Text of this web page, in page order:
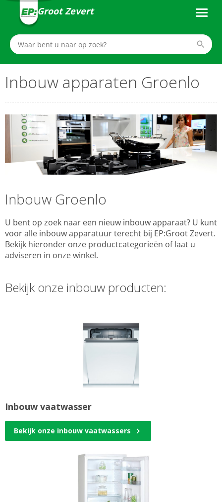
Groot Zevert
Inbouw apparaten Groenlo
Inbouw Groenlo
U bent op zoek naar een nieuw inbouw apparaat? U kunt
voor alle inbouw apparatuur terecht bij EP:Groot Zevert.
Bekijk hieronder onze productcategorieën of laat u
adviseren in onze winkel.
Bekijk onze inbouw producten:
Inbouw vaatwasser
Bekijk onze inbouw vaatwassers